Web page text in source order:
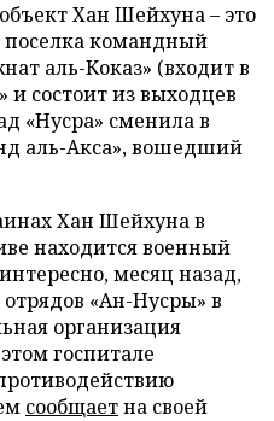
Хан Шейхуна – это
поселка командный
аль-Коказ» (входит в
и состоит из выходцев
«Нусра» сменила в
аль-Акса», вошедший
Хан Шейхуна в
находится военный
месяц назад,
«Ан-Нусры» в
организация
госпитале
сообщаетна своей